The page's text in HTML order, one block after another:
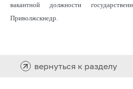
вакантной должности
Приволжскнедр.
вернуться к разделу